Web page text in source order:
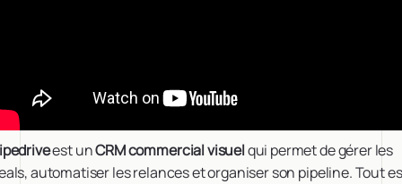
est unCRM commercial visuelqui permet de gérer les
automatiser les relances et organiser son pipeline. Tout